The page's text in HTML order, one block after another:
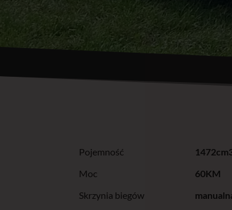
Pojemność
Moc
60KM
Skrzynia biegów